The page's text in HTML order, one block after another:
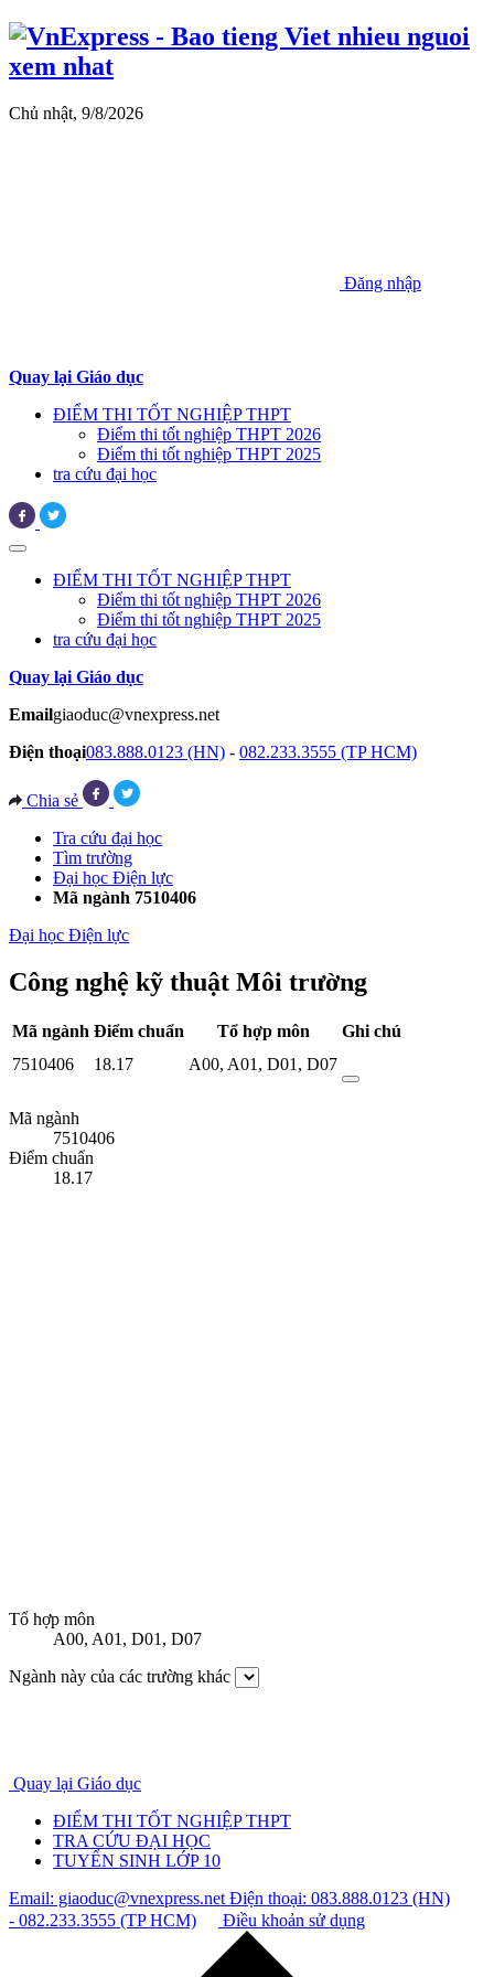
Chủ nhật, 9/8/2026
Đăng nhập
Quay lại Giáo dục
ĐIỂM THI TỐT NGHIỆP THPT
Điểm thi tốt nghiệp THPT 2026
Điểm thi tốt nghiệp THPT 2025
tra cứu đại học
ĐIỂM THI TỐT NGHIỆP THPT
Điểm thi tốt nghiệp THPT 2026
Điểm thi tốt nghiệp THPT 2025
tra cứu đại học
Quay lại Giáo dục
Emailgiaoduc@vnexpress.net
Điện thoại083.888.0123 (HN) - 082.233.3555 (TP HCM)
Chia sẻ
Tra cứu đại học
Tìm trường
Đại học Điện lực
Mã ngành 7510406
Đại học Điện lực
Công nghệ kỹ thuật Môi trường
Mã ngành Điểm chuẩn Tổ hợp môn
Ghi chú
7510406
18.17 A00, A01, D01, D07
Mã ngành
7510406
Điểm chuẩn
18.17
Tổ hợp môn
A00, A01, D01, D07
Ngành này của các trường khác
Quay lại Giáo dục
ĐIỂM THI TỐT NGHIỆP THPT
TRA CỨU ĐẠI HỌC
TUYỂN SINH LỚP 10
Email: giaoduc@vnexpress.netĐiện thoại: 083.888.0123 (HN)
- 082.233.3555 (TP HCM)
Điều khoản sử dụng